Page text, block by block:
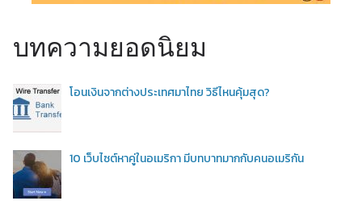
บทความยอดนิยม
โอนเงินจากต่างประเทศมาไทย วิธีไหนคุ้มสุด?
10 เว็บไซต์หาคู่ในอเมริกา มีบทบาทมากกับคนอเมริกัน